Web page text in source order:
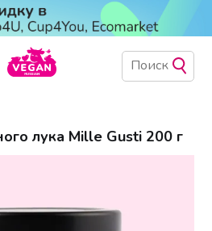
лука Mille Gusti 200 г